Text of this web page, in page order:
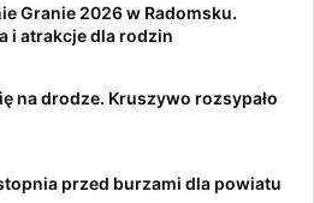
Granie 2026 w Radomsku.
i atrakcje dla rodzin
na drodze. Kruszywo rozsypało
przed burzami dla powiatu